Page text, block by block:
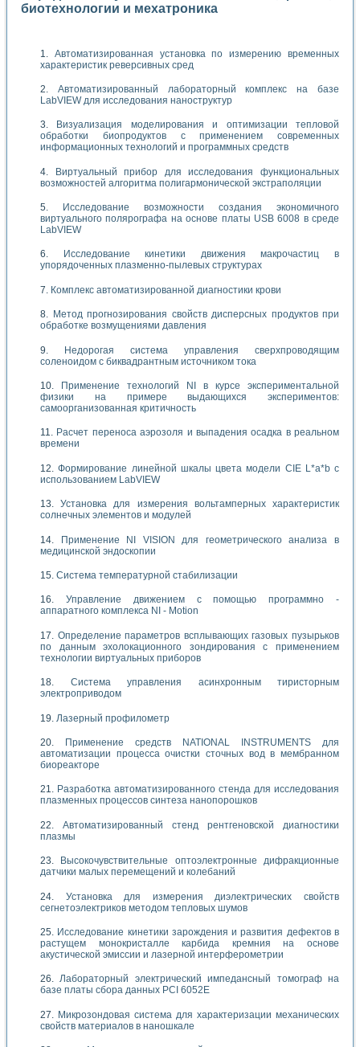
биотехнологии и мехатроника
Автоматизированная установка по измерению временных
характеристик реверсивных сред
Автоматизированный лабораторный комплекс на базе
LabVIEW для исследования наноструктур
Визуализация моделирования и оптимизации тепловой
обработки биопродуктов с применением современных
информационных технологий и программных средств
Виртуальный прибор для исследования функциональных
возможностей алгоритма полигармонической экстраполяции
Исследование возможности создания экономичного
виртуального полярографа на основе платы USB 6008 в среде
LabVIEW
Исследование кинетики движения макрочастиц в
упорядоченных плазменно-пылевых структурах
Комплекс автоматизированной диагностики крови
Метод прогнозирования свойств дисперсных продуктов при
обработке возмущениями давления
Недорогая система управления сверхпроводящим
соленоидом с биквадрантным источником тока
Применение технологий NI в курсе экспериментальной
физики на примере выдающихся экспериментов:
самоорганизованная критичность
Расчет переноса аэрозоля и выпадения осадка в реальном
времени
Формирование линейной шкалы цвета модели CIE L*a*b с
использованием LabVIEW
Установка для измерения вольтамперных характеристик
солнечных элементов и модулей
Применение NI VISION для геометрического анализа в
медицинской эндоскопии
Система температурной стабилизации
Управление движением с помощью программно -
аппаратного комплекса NI - Motion
Определение параметров всплывающих газовых пузырьков
по данным эхолокационного зондирования с применением
технологии виртуальных приборов
Система управления асинхронным тиристорным
электроприводом
Лазерный профилометр
Применение средств NATIONAL INSTRUMENTS для
автоматизации процесса очистки сточных вод в мембранном
биореакторе
Разработка автоматизированного стенда для исследования
плазменных процессов синтеза нанопорошков
Автоматизированный стенд рентгеновской диагностики
плазмы
Высокочувствительные оптоэлектронные дифракционные
датчики малых перемещений и колебаний
Установка для измерения диэлектрических свойств
сегнетоэлектриков методом тепловых шумов
Исследование кинетики зарождения и развития дефектов в
растущем монокристалле карбида кремния на основе
акустической эмиссии и лазерной интерферометрии
Лабораторный электрический импедансный томограф на
базе платы сбора данных PCI 6052E
Микрозондовая система для характеризации механических
свойств материалов в наношкале